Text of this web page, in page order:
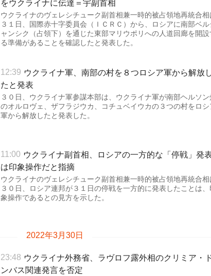
をウクライナに伝達＝宇副首相
ウクライナのヴェレシチューク副首相兼一時的被占領地再統合相
３１日、国際赤十字委員会（ＩＣＲＣ）から、ロシアに南部ベル
ャンシク（占領下）を通じた東部マリウポリへの人道回廊を開設
る準備があることを確認したと発表した。
12:39 ウクライナ軍、南部の村を８つロシア軍から解放
たと発表
３０日、ウクライナ軍参謀本部は、ウクライナ軍が南部ヘルソン
のオルロヴェ、ザフラジウカ、コチュベイウカの３つの村をロシ
軍から解放したと発表した。
11:00 ウクライナ副首相、ロシアの一方的な「停戦」発
は印象操作だと指摘
ウクライナのヴェレシチューク副首相兼一時的被占領地再統合相
３０日、ロシア連邦が３１日の停戦を一方的に発表したことは、
象操作であるとの見方を示した。
2022年3月30日
23:48 ウクライナ外務省、ラヴロフ露外相のクリミア・
ンバス関連発言を否定